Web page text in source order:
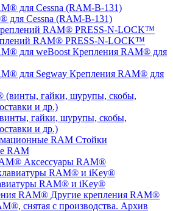
для Cessna (RAM-B-131)
RAM® PRESS-N-LOCK™
Крепления RAM® для
Крепления RAM® для
гайки, шурупы, скобы,
и др.)
Стойки
RAM
Аксессуары RAM®
RAM® и iKey®
Другие крепления RAM®